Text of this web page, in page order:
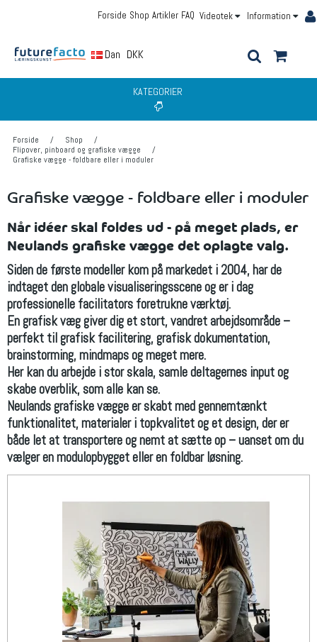
Information
Videotek
FAQ
Artikler
Shop
Forside
DanskDKK
KATEGORIER
Forside / Shop
/
Flipover, pinboard og grafiske vægge
/
Grafiske vægge - foldbare eller i moduler
Grafiske vægge - foldbare eller i moduler
Når idéer skal foldes ud - på meget plads, er
Neulands grafiske vægge det oplagte valg.
Siden de første modeller kom på markedet i 2004, har de
indtaget den globale visualiseringsscene og er i dag
professionelle facilitators foretrukne værktøj.
En grafisk væg giver dig et stort, vandret arbejdsområde –
perfekt til grafisk facilitering, grafisk dokumentation,
brainstorming, mindmaps og meget mere.
Her kan du arbejde i stor skala, samle deltagernes input og
skabe overblik, som alle kan se.
Neulands grafiske vægge er skabt med gennemtænkt
funktionalitet, materialer i topkvalitet og et design, der er
både let at transportere og nemt at sætte op – uanset om du
vælger en modulopbygget eller en foldbar løsning.